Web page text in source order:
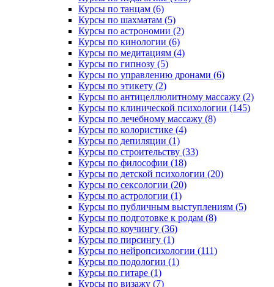
Курсы по танцам (6)
Курсы по шахматам (5)
Курсы по астрономии (2)
Курсы по кинологии (6)
Курсы по медитациям (4)
Курсы по гипнозу (5)
Курсы по управлению дронами (6)
Курсы по этикету (2)
Курсы по антицеллюлитному массажу (2)
Курсы по клинической психологии (145)
Курсы по лечебному массажу (8)
Курсы по колористике (4)
Курсы по депиляции (1)
Курсы по строительству (33)
Курсы по философии (18)
Курсы по детской психологии (20)
Курсы по сексологии (20)
Курсы по астрологии (1)
Курсы по публичным выступлениям (5)
Курсы по подготовке к родам (8)
Курсы по коучингу (36)
Курсы по пирсингу (1)
Курсы по нейропсихологии (111)
Курсы по подологии (1)
Курсы по гитаре (1)
Курсы по визажу (7)